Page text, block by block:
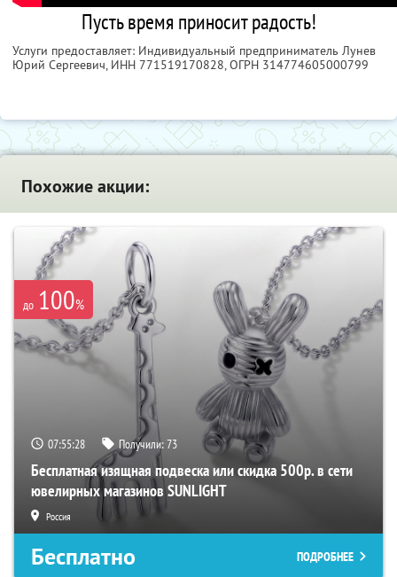
Пусть время приносит радость!
Услуги предоставляет: Индивидуальный предприниматель Лунев
Юрий Сергеевич, ИНН 771519170828, ОГРН 314774605000799
Похожие акции:
до 100%
07:55:28 Получили:73
Бесплатная изящная подвеска или скидка 500р. в сети
ювелирных магазинов SUNLIGHT
Россия
Бесплатно ПОДРОБНЕЕ